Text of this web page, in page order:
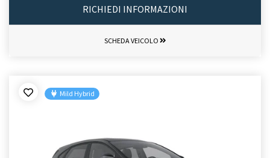
RICHIEDI INFORMAZIONI
SCHEDA VEICOLO
Mild Hybrid